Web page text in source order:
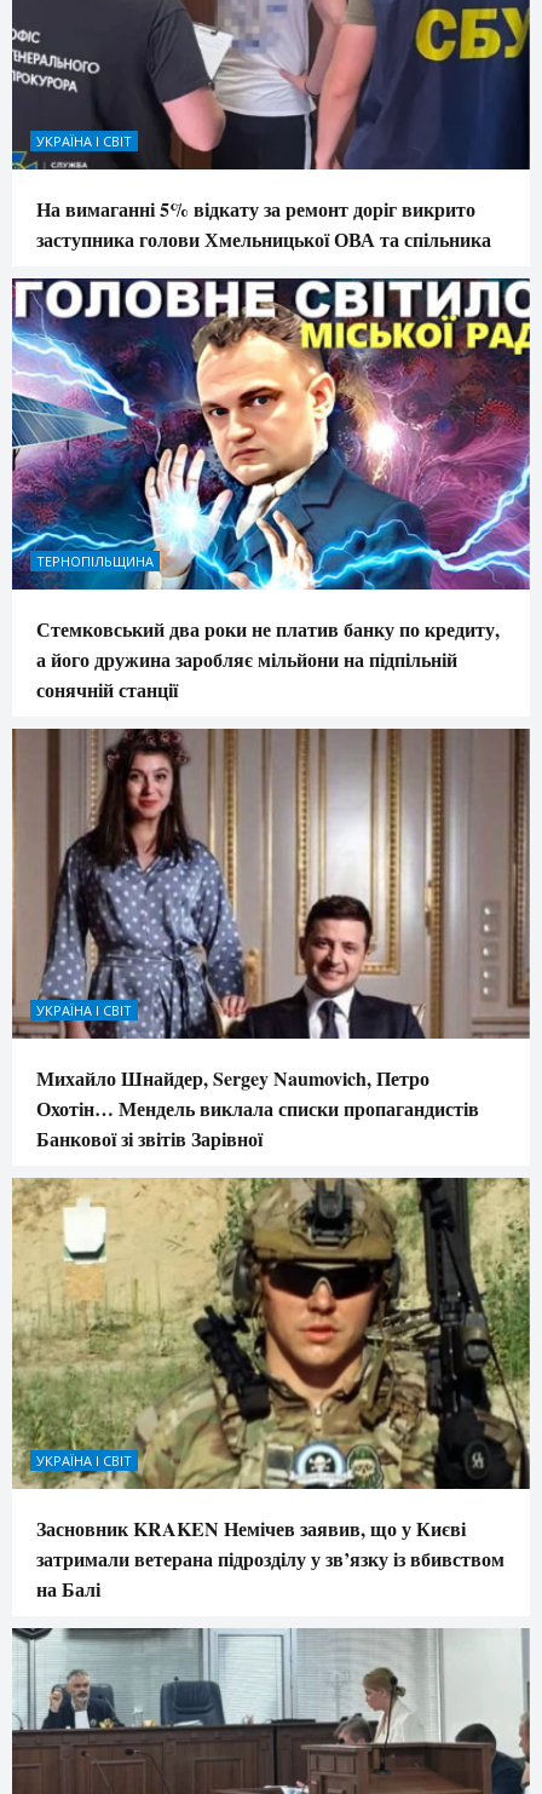
УКРАЇНА І СВІТ
На вимаганні 5% відкату за ремонт доріг викрито
заступника голови Хмельницької ОВА та спільника
ТЕРНОПІЛЬЩИНА
Стемковський два роки не платив банку по кредиту,
а його дружина заробляє мільйони на підпільній
сонячній станції
УКРАЇНА І СВІТ
Михайло Шнайдер, Sergey Naumovich, Петро
Охотін… Мендель виклала списки пропагандистів
Банкової зі звітів Зарівної
УКРАЇНА І СВІТ
Засновник KRAKEN Немічев заявив, що у Києві
затримали ветерана підрозділу у зв’язку із вбивством
на Балі